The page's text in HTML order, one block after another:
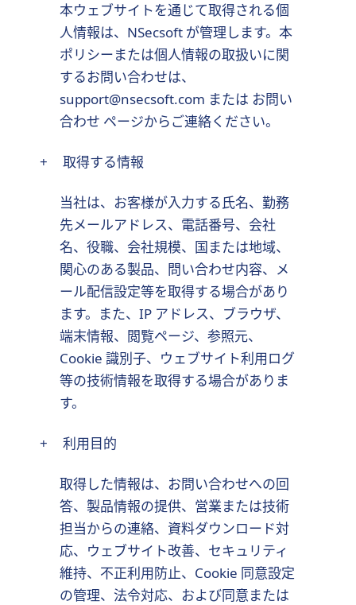
本ウェブサイトを通じて取得される個
人情報は、NSecsoft が管理します。本
ポリシーまたは個人情報の取扱いに関
するお問い合わせは、
support@nsecsoft.com または お問い
合わせ ページからご連絡ください。
+ 取得する情報
当社は、お客様が入力する氏名、勤務
先メールアドレス、電話番号、会社
名、役職、会社規模、国または地域、
関心のある製品、問い合わせ内容、メ
ール配信設定等を取得する場合があり
ます。また、IP アドレス、ブラウザ、
端末情報、閲覧ページ、参照元、
Cookie 識別子、ウェブサイト利用ログ
等の技術情報を取得する場合がありま
す。
+ 利用目的
取得した情報は、お問い合わせへの回
答、製品情報の提供、営業または技術
担当からの連絡、資料ダウンロード対
応、ウェブサイト改善、セキュリティ
維持、不正利用防止、Cookie 同意設定
の管理、法令対応、および同意または